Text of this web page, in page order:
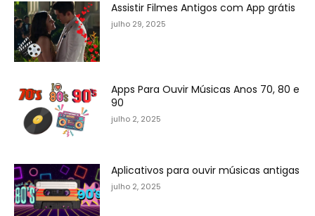
Assistir Filmes Antigos com App grátis
julho 29, 2025
Apps Para Ouvir Músicas Anos 70, 80 e
90
julho 2, 2025
Aplicativos para ouvir músicas antigas
julho 2, 2025